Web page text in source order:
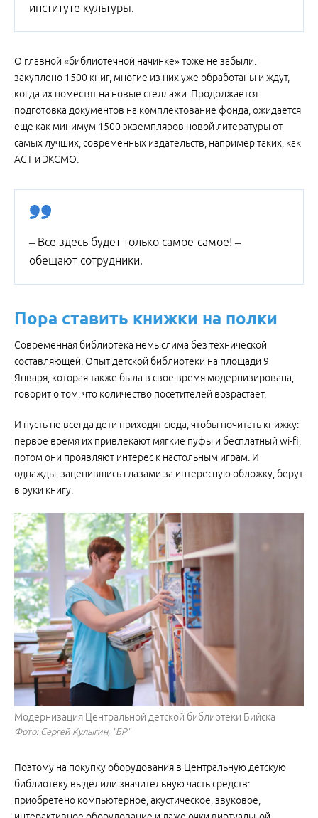
институте культуры.
О главной «библиотечной начинке» тоже не забыли:
закуплено 1500 книг, многие из них уже обработаны и ждут,
когда их поместят на новые стеллажи. Продолжается
подготовка документов на комплектование фонда, ожидается
еще как минимум 1500 экземпляров новой литературы от
самых лучших, современных издательств, например таких, как
АСТ и ЭКСМО.
– Все здесь будет только самое-самое! –
обещают сотрудники.
Пора ставить книжки на полки
Современная библиотека немыслима без технической
составляющей. Опыт детской библиотеки на площади 9
Января, которая также была в свое время модернизирована,
говорит о том, что количество посетителей возрастает.
И пусть не всегда дети приходят сюда, чтобы почитать книжку:
первое время их привлекают мягкие пуфы и бесплатный wi-fi,
потом они проявляют интерес к настольным играм. И
однажды, зацепившись глазами за интересную обложку, берут
в руки книгу.
Модернизация Центральной детской библиотеки Бийска
Фото: Сергей Кулыгин, "БР"
Поэтому на покупку оборудования в Центральную детскую
библиотеку выделили значительную часть средств:
приобретено компьютерное, акустическое, звуковое,